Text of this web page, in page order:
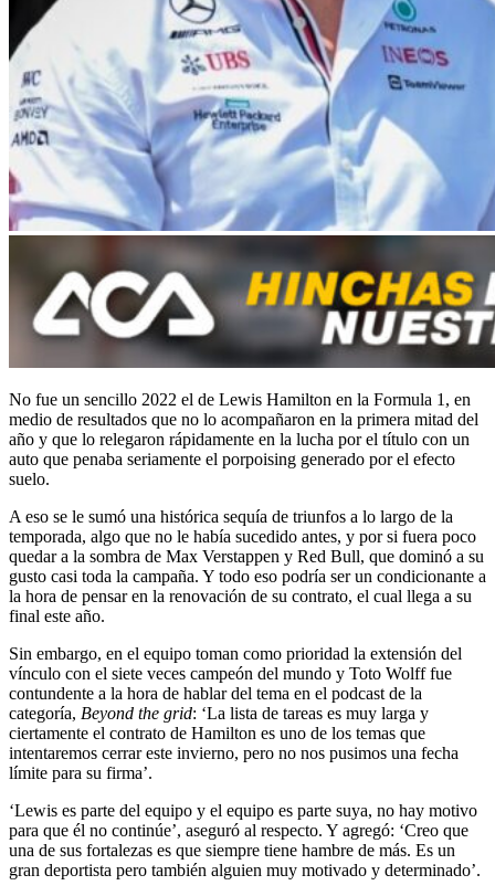
No fue un sencillo 2022 el de Lewis Hamilton en la Formula 1, en
medio de resultados que no lo acompañaron en la primera mitad del
año y que lo relegaron rápidamente en la lucha por el título con un
auto que penaba seriamente el porpoising generado por el efecto
suelo.
A eso se le sumó una histórica sequía de triunfos a lo largo de la
temporada, algo que no le había sucedido antes, y por si fuera poco
quedar a la sombra de Max Verstappen y Red Bull, que dominó a su
gusto casi toda la campaña. Y todo eso podría ser un condicionante a
la hora de pensar en la renovación de su contrato, el cual llega a su
final este año.
Sin embargo, en el equipo toman como prioridad la extensión del
vínculo con el siete veces campeón del mundo y Toto Wolff fue
contundente a la hora de hablar del tema en el podcast de la
categoría, Beyond the grid: ‘La lista de tareas es muy larga y
ciertamente el contrato de Hamilton es uno de los temas que
intentaremos cerrar este invierno, pero no nos pusimos una fecha
límite para su firma’.
‘Lewis es parte del equipo y el equipo es parte suya, no hay motivo
para que él no continúe’, aseguró al respecto. Y agregó: ‘Creo que
una de sus fortalezas es que siempre tiene hambre de más. Es un
gran deportista pero también alguien muy motivado y determinado’.